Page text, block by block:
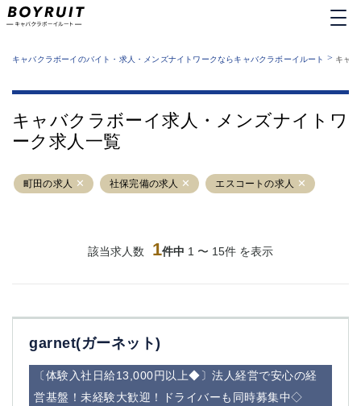
業種から探す
運営者情報
サイトマップ
キャバクラボーイのバイト・求人・メンズナイトワークならキャバクラボーイルート > キャ
キャバクラボーイ求人・メンズナイトワ
ーク求人一覧
町田の求人 社保完備の求人 エスコートの求人
該当求人数 1件中 1 〜 15件 を表示
garnet(ガーネット)
〔体験入社日給13,000円以上◆〕法人経営で安心の経
営基盤！未経験大歓迎！ドライバーも同時募集中◇
六本木
池袋
新橋
渋谷
大和
立川
①六本木 ②西麻布
赤坂
高円寺